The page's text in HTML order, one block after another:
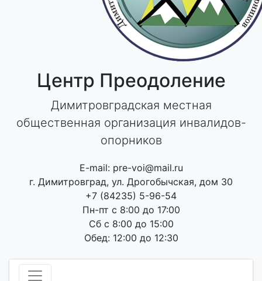
Центр Преодоление
Димитровградская местная
общественная организация инвалидов-
опорников
E-mail: pre-voi@mail.ru
г. Димитровград, ул. Дрогобычская, дом 30
+7 (84235) 5-96-54
Пн-пт с 8:00 до 17:00
Сб с 8:00 до 15:00
Обед: 12:00 до 12:30